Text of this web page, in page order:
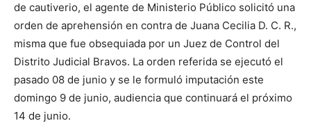
de cautiverio, el agente de Ministerio Público solicitó una
orden de aprehensión en contra de Juana Cecilia D. C. R.,
misma que fue obsequiada por un Juez de Control del
Distrito Judicial Bravos. La orden referida se ejecutó el
pasado 08 de junio y se le formuló imputación este
domingo 9 de junio, audiencia que continuará el próximo
14 de junio.